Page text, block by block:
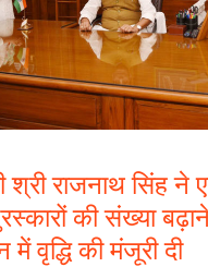
श्री राजनाथ सिंह
की संख्या
में वृद्धि की मंजूरी दी